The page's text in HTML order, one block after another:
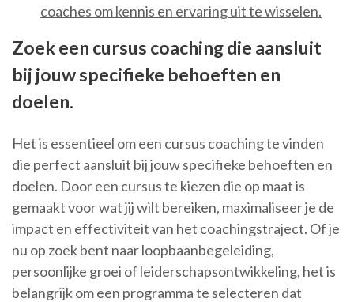
coaches om kennis en ervaring uit te wisselen.
Zoek een cursus coaching die aansluit
bij jouw specifieke behoeften en
doelen.
Het is essentieel om een cursus coaching te vinden
die perfect aansluit bij jouw specifieke behoeften en
doelen. Door een cursus te kiezen die op maat is
gemaakt voor wat jij wilt bereiken, maximaliseer je de
impact en effectiviteit van het coachingstraject. Of je
nu op zoek bent naar loopbaanbegeleiding,
persoonlijke groei of leiderschapsontwikkeling, het is
belangrijk om een programma te selecteren dat